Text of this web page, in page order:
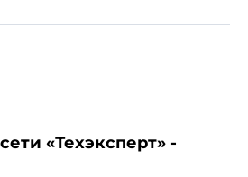
«Техэксперт» -